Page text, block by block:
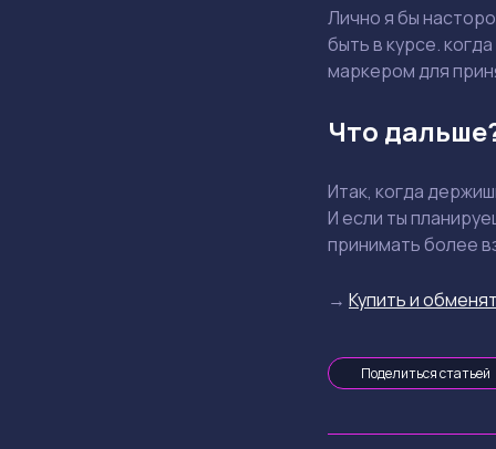
Лично я бы
быть в курсе.
маркером для
Что
Итак, когда
И если ты
принимать более
→ Купить и
Поделиться статьей